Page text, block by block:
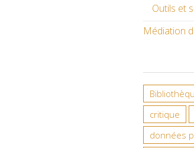
Outils et
Médiation
critique
données